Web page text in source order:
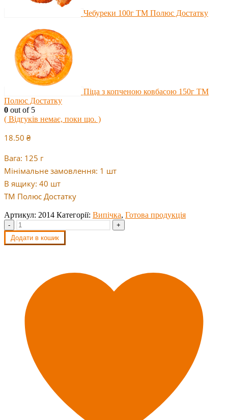
Чебуреки 100г ТМ Полюс Достатку
Піца з копченою ковбасою 150г ТМ
Полюс Достатку
0 out of 5
( Відгуків немає, поки що. )
18.50 ₴
Вага: 125 г
Мінімальне замовлення: 1 шт
В ящику: 40 шт
ТМ Полюс Достатку
Артикул: 2014 Категорії: Випічка, Готова продукція
-
+
Додати в кошик